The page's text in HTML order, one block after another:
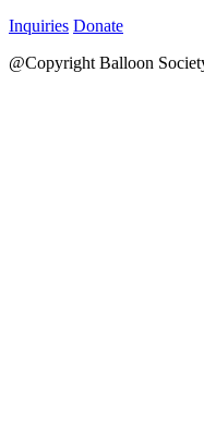
Inquiries Donate
@Copyright Balloon